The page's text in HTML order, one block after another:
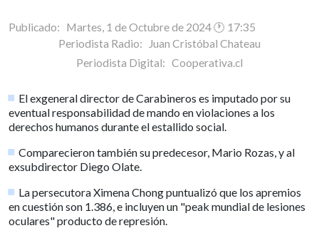
Publicado: Martes, 1 de Octubre de 2024 🕐 17:35
Periodista Radio:
Juan Cristóbal Chateau
Periodista Digital: Cooperativa.cl
El exgeneral director de Carabineros es imputado por su
eventual responsabilidad de mando en violaciones a los
derechos humanos durante el estallido social.
Comparecieron también su predecesor, Mario Rozas, y al
exsubdirector Diego Olate.
La persecutora Ximena Chong puntualizó que los apremios
en cuestión son 1.386, e incluyen un "peak mundial de lesiones
oculares" producto de represión.